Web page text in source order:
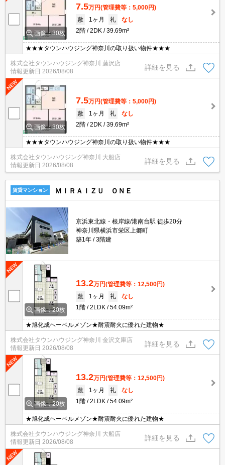
画像：30枚
7.5万円(管理費等：5,000円)
敷
1ヶ月 礼
なし
2階
2DK 39.69m²
★★★タウンハウジング神奈川の取り扱い物件★★★
株式会社タウンハウジング神奈川 藤沢店
情報更新日 2026/08/08
詳細を見る
画像：30枚
7.5万円(管理費等：5,000円)
敷
1ヶ月 礼
なし
2階
2DK 39.69m²
★★★タウンハウジング神奈川の取り扱い物件★★★
株式会社タウンハウジング神奈川 大船店
情報更新日 2026/08/08
詳細を見る
賃貸マンション ＭＩＲＡＩＺＵ ＯＮＥ
京浜東北線・根岸線/港南台駅 徒歩20分
神奈川県横浜市栄区上郷町
築1年
3階建
画像：20枚
13.2万円(管理費等：12,500円)
敷
1ヶ月 礼
なし
1階
2LDK 54.09m²
★旭化成ヘーベルメゾン★耐震耐火に優れた建物★
株式会社タウンハウジング神奈川 金沢文庫店
情報更新日 2026/08/08
詳細を見る
画像：20枚
13.2万円(管理費等：12,500円)
敷
1ヶ月 礼
なし
1階
2LDK 54.09m²
★旭化成ヘーベルメゾン★耐震耐火に優れた建物★
株式会社タウンハウジング神奈川 大船店
情報更新日 2026/08/08
詳細を見る